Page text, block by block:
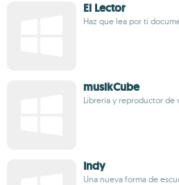
El Lector
Haz que lea por ti
musikCube
Librería y reproductor de
Indy
Una nueva forma de